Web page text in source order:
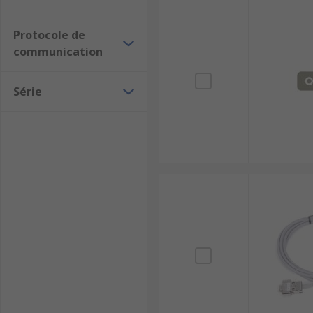
Protocole de
communication
Série